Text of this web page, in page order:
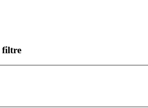
filtre